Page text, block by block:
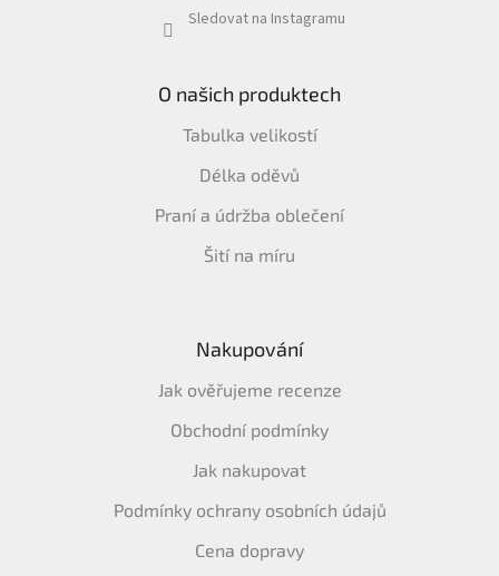
Sledovat na Instagramu
O našich produktech
Tabulka velikostí
Délka oděvů
Praní a údržba oblečení
Šití na míru
Nakupování
Jak ověřujeme recenze
Obchodní podmínky
Jak nakupovat
Podmínky ochrany osobních údajů
Cena dopravy